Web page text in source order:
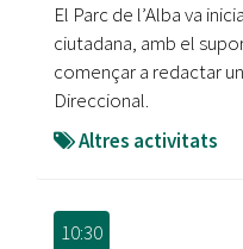
El Parc de l’Alba va
ciutadana, amb el
començar a redactar
Direccional.
Altres activitats
10:30